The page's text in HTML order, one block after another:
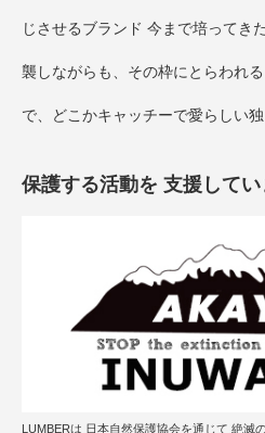
じさせるブランド 今まで培ってき
襲しながらも、その枠にとらわれ
で、どこかキャッチーで愛らしい独
保護する活動を 支援してい
LUMBERは 日本自然保護協会を通じて 絶滅